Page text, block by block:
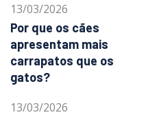
13/03/2026
Por que os cães
apresentam mais
carrapatos que os
gatos?
13/03/2026